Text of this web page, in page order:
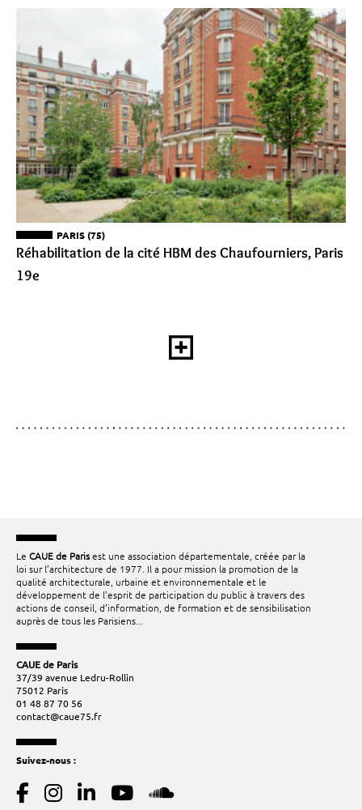
PARIS (75)
Réhabilitation de la cité HBM des Chaufourniers, Paris
19e
Le CAUE de Parisest une association départementale, créée par la
loi sur l’architecture de 1977. Il a pour mission la promotion de la
qualité architecturale, urbaine et environnementale et le
développement de l’esprit de participation du public à travers des
actions de conseil, d'information, de formation et de sensibilisation
auprès de tous les Parisiens...
CAUE de Paris
37/39 avenue Ledru-Rollin
75012 Paris
01 48 87 70 56
contact@caue75.fr
Suivez-nous :